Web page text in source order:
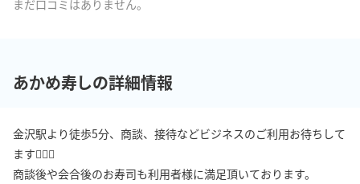
まだ口コミはありません。
あかめ寿しの詳細情報
金沢駅より徒歩5分、商談、接待などビジネスのご利用お待ちして
ます🙇🏻‍♂️